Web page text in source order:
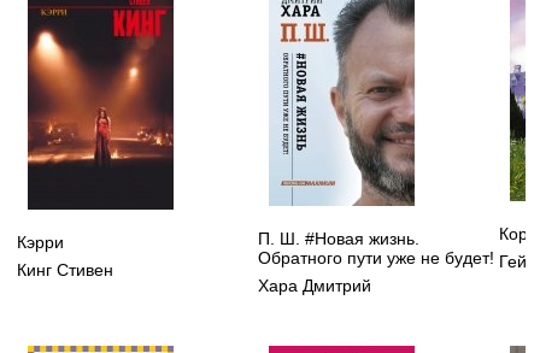
Кэрри
Кинг Стивен
П. Ш. #Новая жизнь.
Обратного пути уже не будет!
Хара Дмитрий